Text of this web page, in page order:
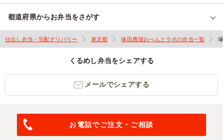
都道府県からお弁当をさがす
仕出し弁当・宅配デリバリー 東京都 塚田農場おべんとラボの弁当一覧
くるめし弁当をシェアする
メールでシェアする
お電話でご注文・ご相談